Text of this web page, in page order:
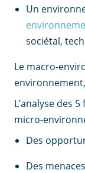
Un
sociétal,
Le macro-
L’analyse des
micro-
Des
Des